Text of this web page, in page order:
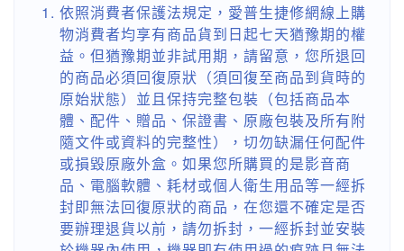
依照消費者保護法規定，愛普生捷修網線上購
物消費者均享有商品貨到日起七天猶豫期的權
益。但猶豫期並非試用期，請留意，您所退回
的商品必須回復原狀（須回復至商品到貨時的
原始狀態）並且保持完整包裝（包括商品本
體、配件、贈品、保證書、原廠包裝及所有附
隨文件或資料的完整性），切勿缺漏任何配件
或損毀原廠外盒。如果您所購買的是影音商
品、電腦軟體、耗材或個人衛生用品等一經拆
封即無法回復原狀的商品，在您還不確定是否
要辦理退貨以前，請勿拆封，一經拆封並安裝